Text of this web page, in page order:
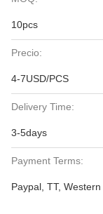
10pcs
Precio:
4-7USD/PCS
Delivery Time:
3-5days
Payment Terms:
Paypal, TT, Western